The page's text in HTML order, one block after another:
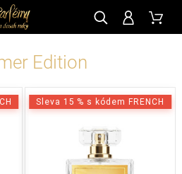
Edition
Sleva 15 % s kódem FRENCH
CZ